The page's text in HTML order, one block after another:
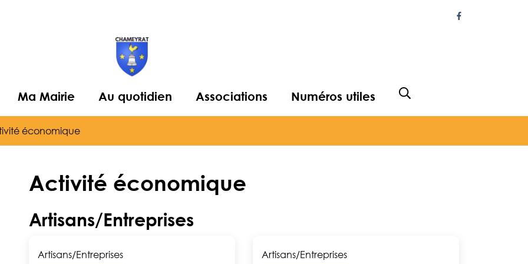
Lien vers le
Ma Mairie Au quotidien Associations Numéros utiles Afficher la recherche
économique
Activité économique
Artisans/Entreprises
Artisans/Entreprises Artisans/Entreprises